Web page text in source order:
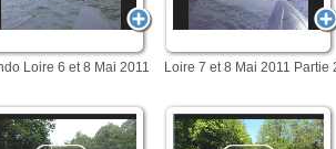
Loire 6 et 8 Mai 2011 Loire 7 et 8 Mai 2011 Partie